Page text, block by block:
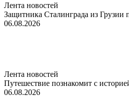
Лента новостей
Защитника Сталинграда из Грузии
06.08.2026
Лента новостей
Путешествие познакомит с
06.08.2026